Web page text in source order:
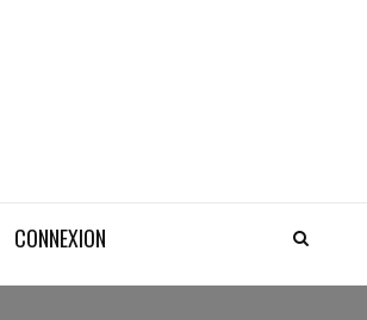
CONNEXION